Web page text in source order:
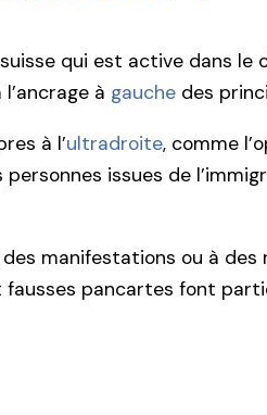
qui est active dans le
à gauche des
à l’ultradroite, comme
issues de
manifestations ou à
pancartes font